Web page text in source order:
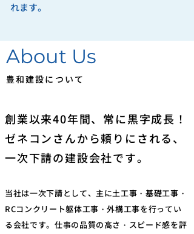
れます。
About Us
豊和建設について
創業以来40年間、常に黒字成長！
ゼネコンさんから頼りにされる、
一次下請の建設会社です。
当社は一次下請として、主に土工事・基礎工事・
RCコンクリート躯体工事・外構工事を行ってい
る会社です。仕事の品質の高さ・スピード感を評